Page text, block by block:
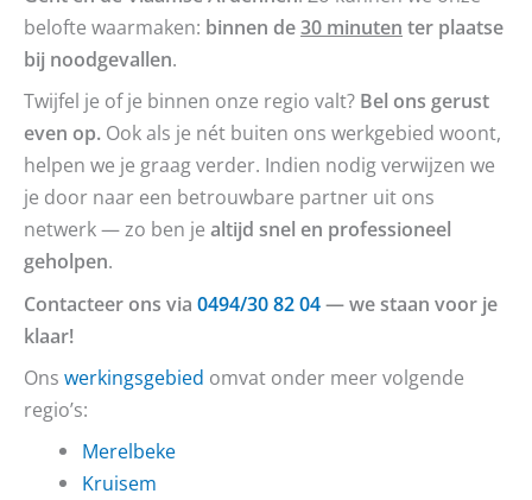
belofte waarmaken: binnen de30 minuten ter plaatse
bij noodgevallen.
Twijfel je of je binnen onze regio valt? Bel ons gerust
even op. Ook als je nét buiten ons werkgebied woont,
helpen we je graag verder. Indien nodig verwijzen we
je door naar een betrouwbare partner uit ons
netwerk — zo ben je altijd snel en professioneel
geholpen.
Contacteer ons via 0494/30 82 04— we staan voor je
klaar!
Ons werkingsgebied omvat onder meer volgende
regio’s:
Merelbeke
Kruisem